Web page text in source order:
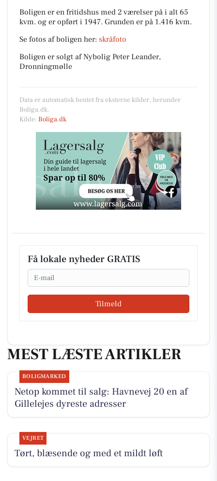
Boligen er en fritidshus med 2 værelser på i alt 65
kvm. og er opført i 1947. Grunden er på 1.416 kvm.
Se fotos af boligen her: skråfoto
Boligen er solgt af Nybolig Peter Leander,
Dronningmølle
Data er automatisk hentet fra eksterne kilder, herunder
Boliga.dk.
Kilde: Boliga.dk
Få lokale nyheder GRATIS
Email
Tilmeld
MEST LÆSTE ARTIKLER
BOLIGMARKED
Netop kommet til salg: Havnevej 20 en af
Gillelejes dyreste adresser
VEJRET
Tørt, blæsende og med et mildt løft